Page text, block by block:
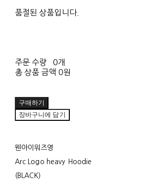
품절된 상품입니다.
주문 수량
0개
총 상품 금액 0원
구매하기
장바구니에 담기
웬아이워즈영
Arc Logo heavy Hoodie
(BLACK)